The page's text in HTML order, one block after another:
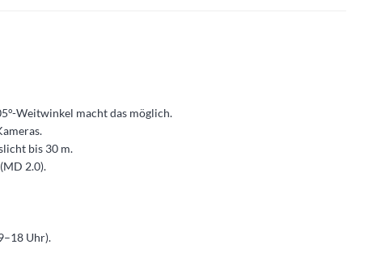
Weitwinkel macht das möglich.
bis 30 m.
2.0).
Uhr).